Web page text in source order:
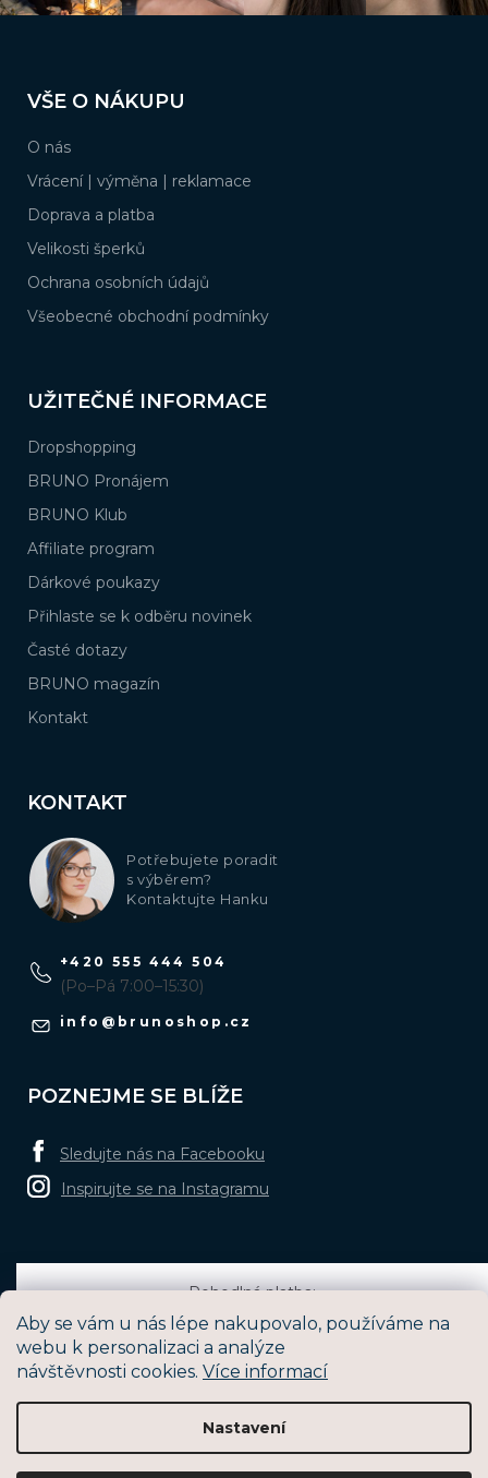
Aby se vám u nás lépe nakupovalo, používáme na
webu k personalizaci a analýze
návštěvnosti cookies. Více informací
Nastavení
pVŠE O NÁKUPU
O nás
Vrácení | výměna | reklamace
Doprava a platba
Velikosti šperků
Ochrana osobních údajů
Všeobecné obchodní podmínky
UŽITEČNÉ INFORMACE
Dropshopping
BRUNO Pronájem
BRUNO Klub
Affiliate program
Dárkové poukazy
Přihlaste se k odběru novinek
Časté dotazy
BRUNO magazín
Kontakt
KONTAKT
Potřebujete poradit
s výběrem?
Kontaktujte Hanku
info @ brunoshop.cz
+420 555 444 504
(Po–Pá 7:00–15:30)
POZNEJME SE BLÍŽE
Sledujte nás na Facebooku
Inspirujte se na Instagramu
Pohodlná platba: